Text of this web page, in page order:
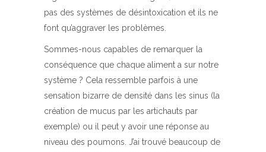
pas des systèmes de désintoxication et ils ne
font qu’aggraver les problèmes.
Sommes-nous capables de remarquer la
conséquence que chaque aliment a sur notre
système ? Cela ressemble parfois à une
sensation bizarre de densité dans les sinus (la
création de mucus par les artichauts par
exemple) ou il peut y avoir une réponse au
niveau des poumons. J’ai trouvé beaucoup de